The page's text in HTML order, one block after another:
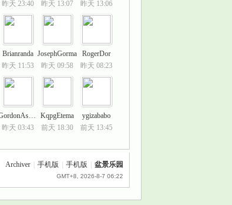
昨天 23:40
昨天 13:07
昨天 13:06
Brianranda
昨天 11:53
JosephGorma
昨天 09:58
RogerDor
昨天 08:23
GordonAssek
昨天 03:43
KqpgEtema
前天 18:30
ygizababo
前天 13:45
Archiver 手机版 手机版 盆景乐园
GMT+8, 2026-8-7 06:22